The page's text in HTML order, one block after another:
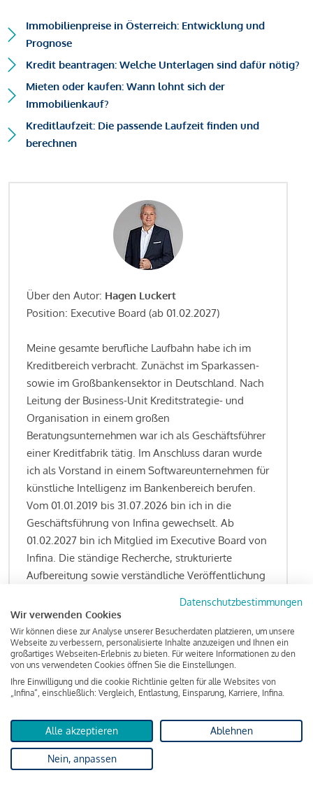
Immobilienpreise in Österreich: Entwicklung und
Prognose
Kredit beantragen: Welche Unterlagen sind dafür nötig?
Mieten oder kaufen: Wann lohnt sich der
Immobilienkauf?
Kreditlaufzeit: Die passende Laufzeit finden und
berechnen
Über den Autor: Hagen Luckert
Position: Executive Board (ab 01.02.2027)
Meine gesamte berufliche Laufbahn habe ich im
Kreditbereich verbracht. Zunächst im Sparkassen-
sowie im Großbankensektor in Deutschland. Nach
Leitung der Business-Unit Kreditstrategie- und
Organisation in einem großen
Beratungsunternehmen war ich als Geschäftsführer
einer Kreditfabrik tätig. Im Anschluss daran wurde
ich als Vorstand in einem Softwareunternehmen für
künstliche Intelligenz im Bankenbereich berufen.
Vom 01.01.2019 bis 31.07.2026 bin ich in die
Geschäftsführung von Infina gewechselt. Ab
01.02.2027 bin ich Mitglied im Executive Board von
Infina. Die ständige Recherche, strukturierte
Aufbereitung sowie verständliche Veröffentlichung
Kreditgeschäft gehören zu den wesentlichen
Schwerpunktsetzungen meiner Funktion.
Lesen Sie meine Finanzierungs-Tipps
KreditindexDas Wohnkredit Barometer
Datenschutzbestimmungen
Wir verwenden Cookies
Wir können diese zur Analyse unserer Besucherdaten platzieren, um unsere
Webseite zu verbessern, personalisierte Inhalte anzuzeigen und Ihnen ein
großartiges Webseiten-Erlebnis zu bieten. Für weitere Informationen zu den
von uns verwendeten Cookies öffnen Sie die Einstellungen.
Ihre Einwilligung und die cookie Richtlinie gelten für alle Websites von
„Infina“, einschließlich: Vergleich, Entlastung, Einsparung, Karriere, Infina.
Alle akzeptieren Ablehnen
Nein, anpassen